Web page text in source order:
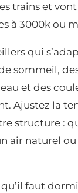
trains et
à 3000k ou
qui
sommeil,
et des
Ajustez la
structure :
air naturel ou
faut